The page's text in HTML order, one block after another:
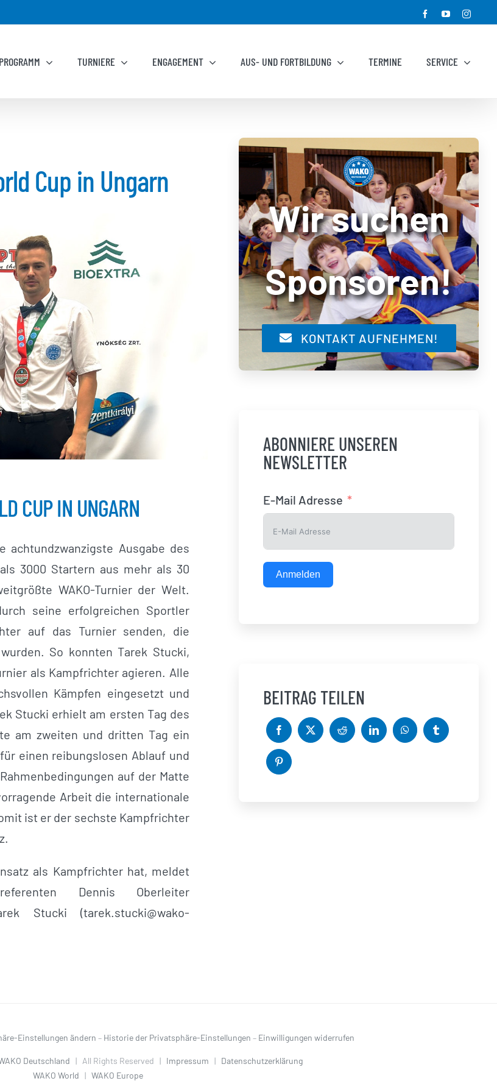
FacebookYouTube
TURNIERE ENGAGEMENT AUS- UND FORTBILDUNG TERMINE SERVICE
Cup in Ungarn
CUP IN UNGARN
achtundzwanzigste Ausgabe des
3000 Startern aus mehr als 30
WAKO-Turnier der Welt.
seine erfolgreichen Sportler
auf das Turnier senden, die
So konnten Tarek Stucki,
als Kampfrichter agieren. Alle
Kämpfen eingesetzt und
Stucki erhielt am ersten Tag des
am zweiten und dritten Tag ein
einen reibungslosen Ablauf und
auf der Matte
Arbeit die internationale
ist er der sechste Kampfrichter
als Kampfrichter hat, meldet
Dennis Oberleiter
Stucki (tarek.stucki@wako-
Wir suchen
Sponsoren!
KONTAKT AUFNEHMEN!
ABONNIERE UNSEREN
NEWSLETTER
E-Mail Adresse
Anmelden
BEITRAG TEILEN
Einstellungen ändern – Historie der Privatsphäre-Einstellungen – Einwilligungen widerrufen
Deutschland | All Rights Reserved | Impressum | Datenschutzerklärung
WAKO World | WAKO Europe